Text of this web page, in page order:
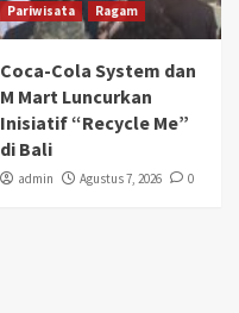
Pariwisata
Ragam
Coca-Cola System dan
M Mart Luncurkan
Inisiatif “Recycle Me”
di Bali
admin Agustus 7, 2026 0